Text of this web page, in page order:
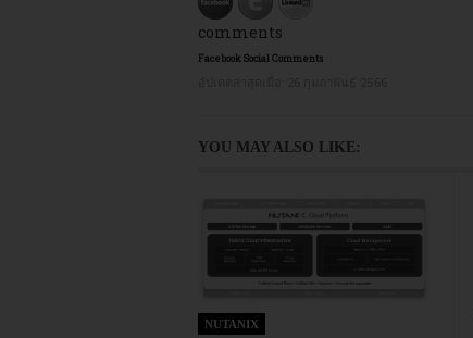
comments
Facebook Social Comments
YOU MAY ALSO LIKE:
NUTANIX